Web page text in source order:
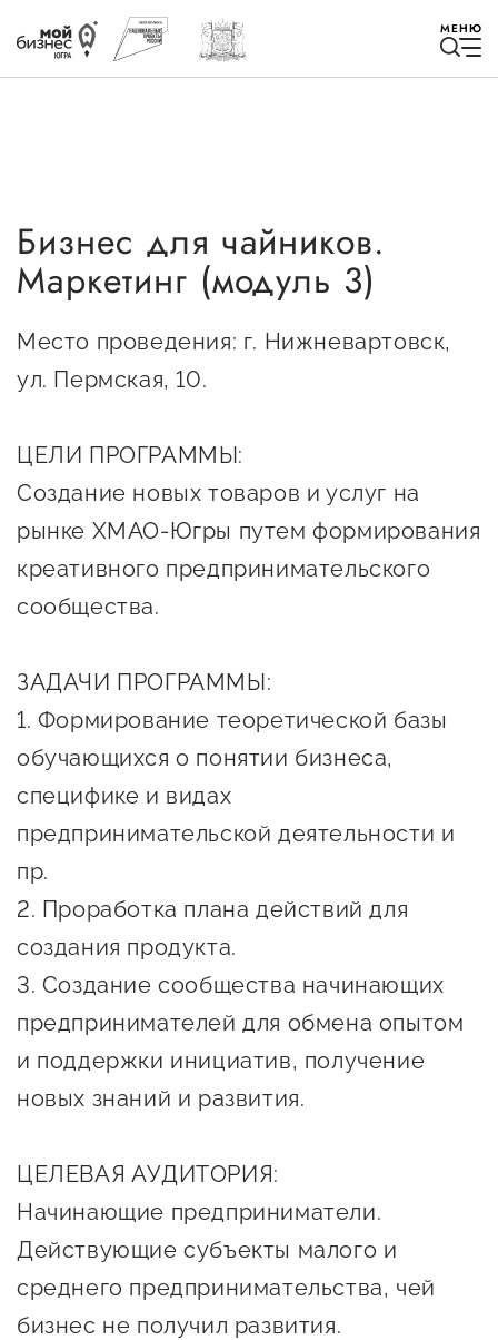
МЕНЮ
Избранное
Быть в курсе
Истории успеха
Новости
Онлайн-витрина продукции
Социальные сети "Мой
Бизнес Югра"
Навигатор по мерам
Имущественная поддержка
Консультационная поддержка
Образовательная поддержка
Поддержка креативного и
инновационно-
технологического
предпринимательства
Поддержка социальных
предпринимателей
Финансовая поддержка
Меры поддержки в условиях
внешнего санкционного
давления
Бизнес для чайников.
Маркетинг (модуль 3)
Место проведения: г. Нижневартовск,
ул. Пермская, 10.
ЦЕЛИ ПРОГРАММЫ:
Создание новых товаров и услуг на
рынке ХМАО-Югры путем формирования
креативного предпринимательского
сообщества.
ЗАДАЧИ ПРОГРАММЫ:
1. Формирование теоретической базы
обучающихся о понятии бизнеса,
специфике и видах
предпринимательской деятельности и
пр.
2. Проработка плана действий для
создания продукта.
3. Создание сообщества начинающих
предпринимателей для обмена опытом
и поддержки инициатив, получение
новых знаний и развития.
ЦЕЛЕВАЯ АУДИТОРИЯ:
Начинающие предприниматели.
Действующие субъекты малого и
среднего предпринимательства, чей
бизнес не получил развития.